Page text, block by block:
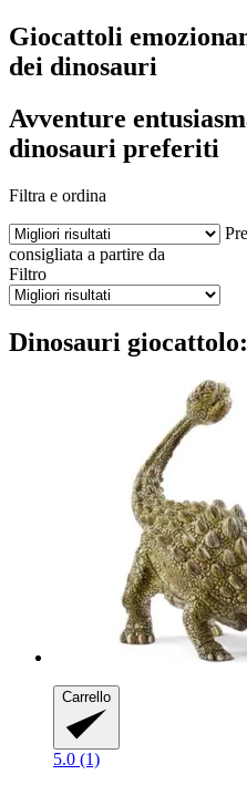
Giocattoli
dei dinosauri
Avventure
dinosauri preferiti
Filtra e ordina
consigliata a partire da
Filtro
Dinosauri
Carrello
5.0 (1)